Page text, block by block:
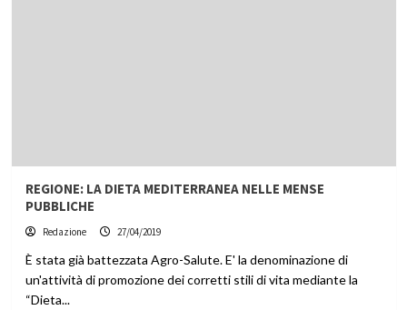
REGIONE: LA DIETA MEDITERRANEA NELLE MENSE
PUBBLICHE
Redazione 27/04/2019
È stata già battezzata Agro-Salute. E' la denominazione di
un'attività di promozione dei corretti stili di vita mediante la
“Dieta...